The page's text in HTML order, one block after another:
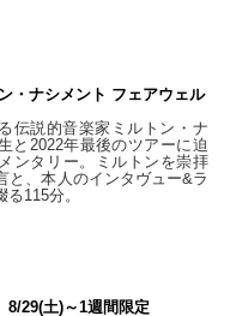
・ナシメント フェアウェル
伝説的音楽家ミルトン・ナ
と2022年最後のツアーに迫
ンタリー。ミルトンを崇拝
と、本人のインタヴュー&ラ
115分。
29(土)～1週間限定